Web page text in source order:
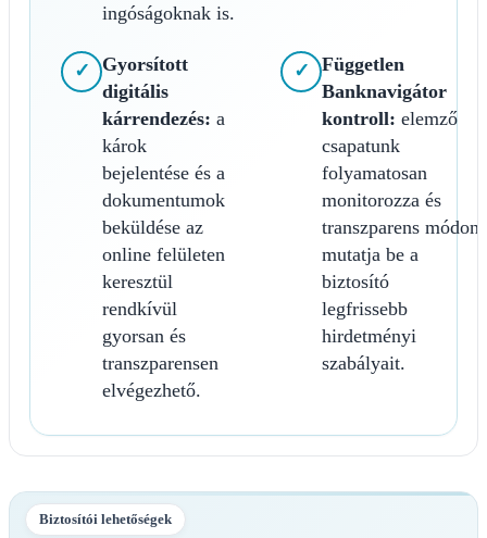
ingóságoknak is.
✓
Gyorsított
digitális
kárrendezés: a
károk
bejelentése és a
dokumentumok
beküldése az
online felületen
keresztül
rendkívül
gyorsan és
transzparensen
elvégezhető.
✓
Független
Banknavigátor
kontroll: elemző
csapatunk
folyamatosan
monitorozza és
transzparens módon
mutatja be a
biztosító
legfrissebb
hirdetményi
szabályait.
Biztosítói lehetőségek